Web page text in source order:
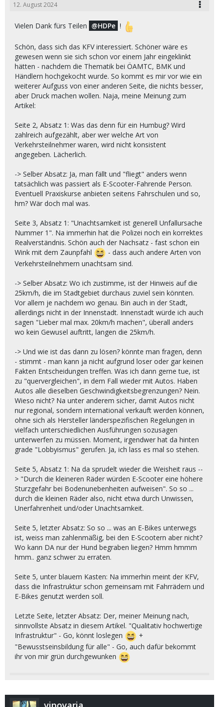
12. August 2024
Vielen Dank fürs Teilen HDPe !
Schön, dass sich das KFV interessiert. Schöner wäre es
gewesen wenn sie sich schon vor einem Jahr eingeklinkt
hätten - nachdem die Thematik bei ÖAMTC, BMK und
Händlern hochgekocht wurde. So kommt es mir vor wie ein
weiterer Aufguss von einer anderen Seite, die nichts besser,
aber Druck machen wollen. Naja, meine Meinung zum
Artikel:
Seite 2, Absatz 1: Was das denn für ein Humbug? Wird
zahlreich aufgezählt, aber wer welche Art von
Verkehrsteilnehmer waren, wird nicht konsistent
angegeben. Lächerlich.
-> Selber Absatz: Ja, man fällt und "fliegt" anders wenn
tatsächlich was passiert als E-Scooter-Fahrende Person.
Eventuell Praxiskurse anbieten seitens Fahrschulen und so,
hm? Wär doch mal was.
Seite 3, Absatz 1: "Unachtsamkeit ist generell Unfallursache
Nummer 1". Na immerhin hat die Polizei noch ein korrektes
Realverständnis. Schön auch der Nachsatz - fast schon ein
Wink mit dem Zaunpfahl
- dass auch andere Arten von
Verkehrsteilnehmern unachtsam sind.
-> Selber Absatz: Wo ich zustimme, ist der Hinweis auf die
25km/h, die im Stadtgebiet durchaus zuviel sein könnten.
Vor allem je nachdem wo genau. Bin auch in der Stadt,
allerdings nicht in der Innenstadt. Innenstadt würde ich auch
sagen "Lieber mal max. 20km/h machen", überall anders
wo kein Gewusel auftritt, langen die 25km/h.
-> Und wie ist das dann zu lösen? könnte man fragen, denn
- stimmt - man kann ja nicht aufgrund loser oder gar keinen
Fakten Entscheidungen treffen. Was ich dann gerne tue, ist
zu "quervergleichen", in dem Fall wieder mit Autos. Haben
Autos alle dieselben Geschwindigkeitsbegrenzungen? Nein.
Wieso nicht? Na unter anderem sicher, damit Autos nicht
nur regional, sondern international verkauft werden können,
ohne sich als Hersteller länderspezifischen Regelungen in
vielfach unterschiedlichen Ausführungen sozusagen
unterwerfen zu müssen. Moment, irgendwer hat da hinten
grade "Lobbyismus" gerufen. Ja, ich lass es mal so stehen.
Seite 5, Absatz 1: Na da sprudelt wieder die Weisheit raus --
> "Durch die kleineren Räder würden E-Scooter eine höhere
Sturzgefahr bei Bodenunebenheiten aufweisen". So so ...
durch die kleinen Räder also, nicht etwa durch Unwissen,
Unerfahrenheit und/oder Unachtsamkeit.
Seite 5, letzter Absatz: So so ... was an E-Bikes unterwegs
ist, weiss man zahlenmäßig, bei den E-Scootern aber nicht?
Wo kann DA nur der Hund begraben liegen? Hmm hmmm
hmm.. ganz schwer zu erraten.
Seite 5, unter blauem Kasten: Na immerhin meint der KFV,
dass die Infrastruktur schon gemeinsam mit Fahrrädern und
E-Bikes genutzt werden soll.
Letzte Seite, letzter Absatz: Der, meiner Meinung nach,
sinnvollste Absatz in diesem Artikel. "Qualitativ hochwertige
Infrastruktur" - Go, könnt loslegen
+
"Bewusstseinsbildung für alle" - Go, auch dafür bekommt
ihr von mir grün durchgewunken